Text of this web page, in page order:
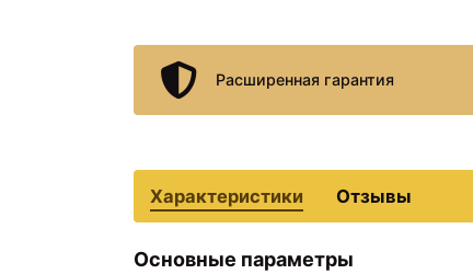
Расширенная гарантия
Характеристики Отзывы
Основные параметры